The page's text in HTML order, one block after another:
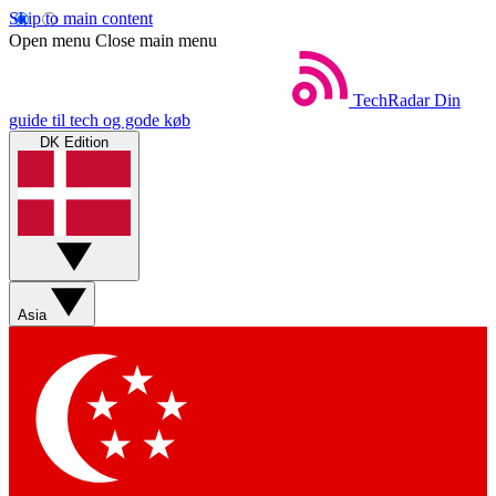
Skip to main content
Open menu Close main menu
TechRadar Din
guide til tech og gode køb
DK Edition
Asia